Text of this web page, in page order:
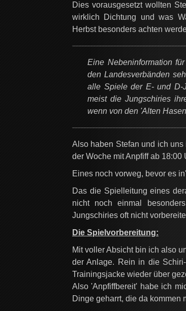
Dies vorausgesetzt wollten
wirklich Dichtung und was
Herbst besonders achten
Eine Nebeninformation
den Landesverbänden
alle Spiele der E- und D-
meist die Jungschiries
wenn von den 'Alten
Also haben Stefan und ich
der Woche mit Anpfiff ab
Eines noch vorweg, bevor es
Das die Spielleitung eines
nicht noch einmal
Jungschiries oft nicht
Die Spielvorbereitung:
Mit voller Absicht bin ich also
der Anlage. Rein in die
Trainingsjacke wieder über
Also 'Anpfiffbereit' habe ich
Dinge geharrt, die da kommen